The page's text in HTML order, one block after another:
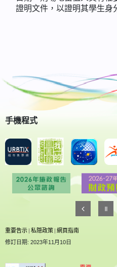
證明文件，以證明其學生身
手機程式
重要告示 私隠政策 網頁指南
修訂日期: 2023年11月10日